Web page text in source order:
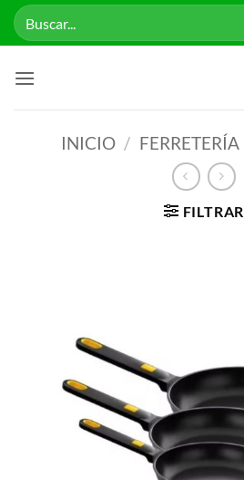
Saltar
Buscar
por:
INICIO / FERRETERÍA
FILTRAR